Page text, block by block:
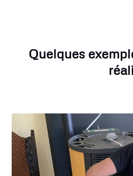
Quelques